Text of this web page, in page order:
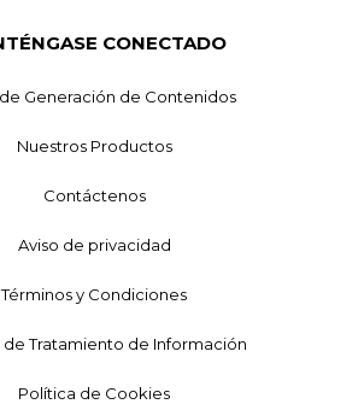
CONECTADO
Generación de Contenidos
Nuestros Productos
Contáctenos
Aviso de privacidad
Términos y Condiciones
de Tratamiento de Información
Política de Cookies